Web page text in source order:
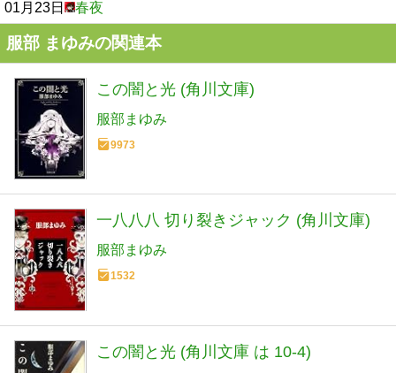
01月23日 春夜
服部 まゆみの関連本
この闇と光 (角川文庫)
服部まゆみ
9973
一八八八 切り裂きジャック (角川文庫)
服部まゆみ
1532
この闇と光 (角川文庫 は 10-4)